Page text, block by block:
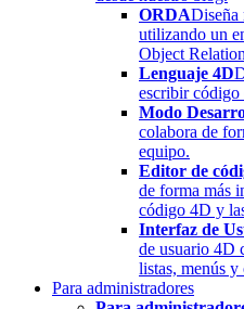
ORDADiseña
utilizando un
Object
Lenguaje 4D
escribir código
Modo
colabora de
equipo.
Editor de
de forma más
código 4D y
Interfaz de
de usuario 4D
listas, menús
Para administradores